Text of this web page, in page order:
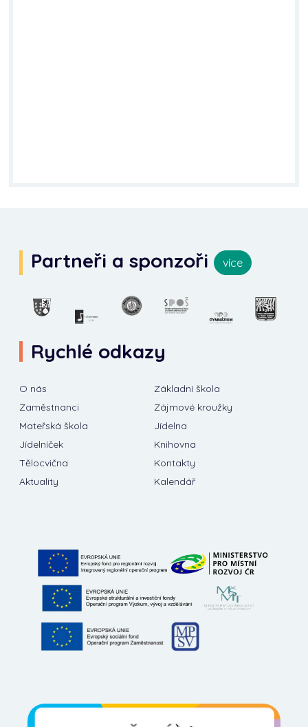
Partneři a sponzoři více
Rychlé odkazy
O nás
Základní škola
Zaměstnanci
Zájmové kroužky
Mateřská škola
Jídelna
Jídelníček
Knihovna
Tělocvična
Kontakty
Aktuality
Kalendář